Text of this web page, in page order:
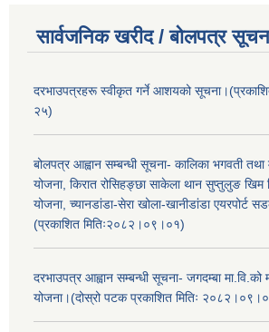
सार्वजनिक खरीद / बोलपत्र
दरभाउपत्रहरू स्वीकृत गर्ने आशयको
२५)
बोलपत्र आह्वान सम्बन्धी सूचना- कालिका भगवती तथा
योजना, किरात रोसिहङ्छा साकेला थान सुप्तुलुङ खिम
योजना, च्यानडांडा-सेरा खोला-खानीडांडा एयरपोर्ट
(प्रकाशित मितिः२०८२।०९।०१)
दरभाउपत्र आह्वान सम्बन्धी सूचना- जगदम्बा मा.वि.को
योजना।(दोस्रो पटक प्रकाशित मितिः